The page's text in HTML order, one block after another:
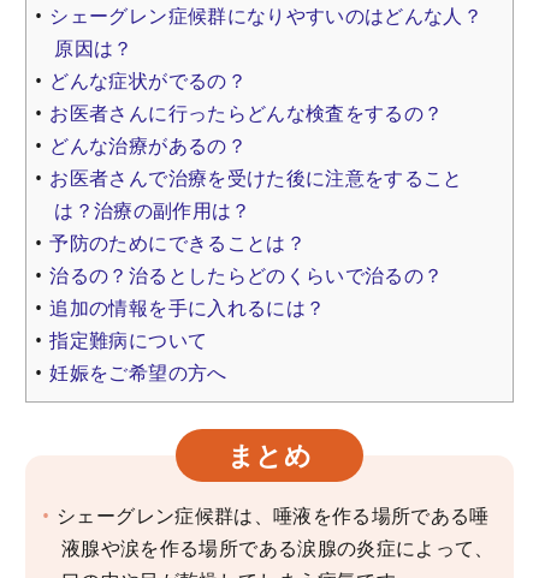
シェーグレン症候群になりやすいのはどんな人？
原因は？
どんな症状がでるの？
お医者さんに行ったらどんな検査をするの？
どんな治療があるの？
お医者さんで治療を受けた後に注意をすること
は？治療の副作用は？
予防のためにできることは？
治るの？治るとしたらどのくらいで治るの？
追加の情報を手に入れるには？
指定難病について
妊娠をご希望の方へ
まとめ
シェーグレン症候群は、唾液を作る場所である唾
液腺や涙を作る場所である涙腺の炎症によって、